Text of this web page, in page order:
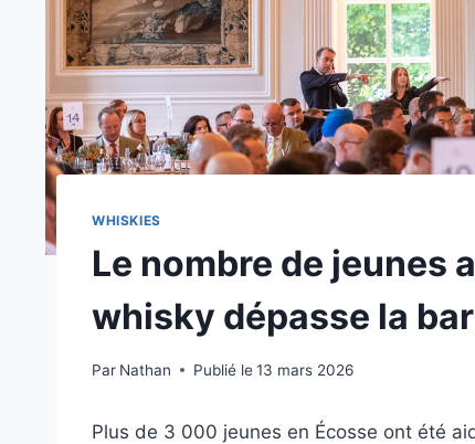
WHISKIES
Le nombre de jeunes
whisky dépasse la
Par Nathan Publié le 13 mars 2026
Plus de 3 000 jeunes en Écosse ont été